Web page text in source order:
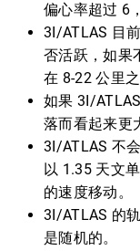
偏心率超过 6
3I/ATLAS 目
否活跃，如果
在 8-22 公里之
如果 3I/
落而看起来更
3I/ATLAS 不
以 1.35 天文
的速度移动。
3I/ATLAS 的
是随机的。